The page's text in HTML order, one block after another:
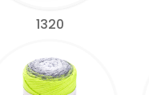
1320